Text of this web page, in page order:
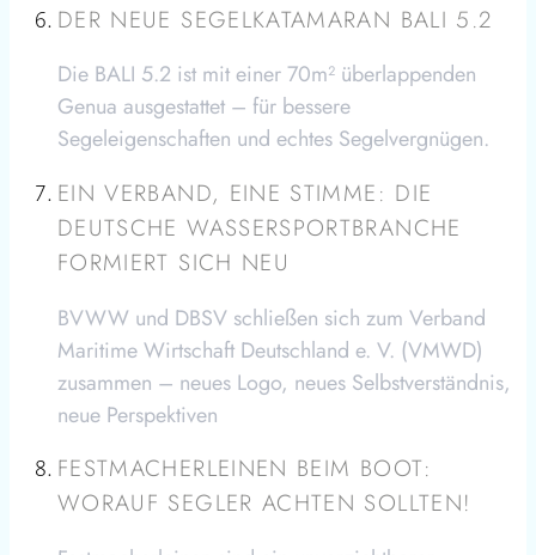
DER NEUE SEGELKATAMARAN BALI 5.2
Die BALI 5.2 ist mit einer 70m² überlappenden
Genua ausgestattet – für bessere
Segeleigenschaften und echtes Segelvergnügen.
EIN VERBAND, EINE STIMME: DIE
DEUTSCHE WASSERSPORTBRANCHE
FORMIERT SICH NEU
BVWW und DBSV schließen sich zum Verband
Maritime Wirtschaft Deutschland e. V. (VMWD)
zusammen – neues Logo, neues Selbstverständnis,
neue Perspektiven
FESTMACHERLEINEN BEIM BOOT:
WORAUF SEGLER ACHTEN SOLLTEN!